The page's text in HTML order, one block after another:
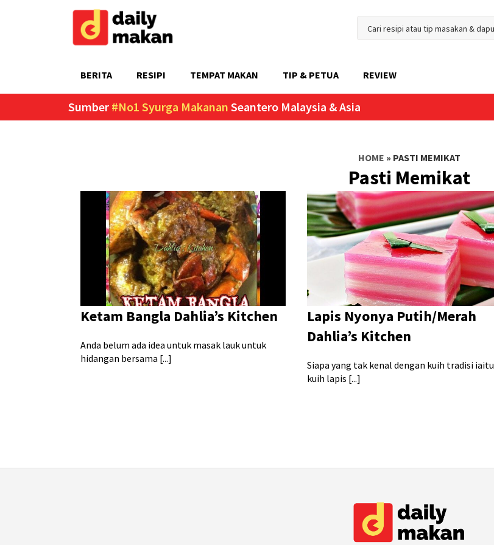
BERITA RESIPI TEMPAT MAKAN TIP & PETUA REVIEW
Sumber #No1 Syurga Makanan Seantero Malaysia & Asia
HOME » PASTI MEMIKAT
Pasti Memikat
Ketam Bangla Dahlia’s Kitchen
Anda belum ada idea untuk masak lauk untuk
hidangan bersama [...]
Lapis Nyonya Putih/Merah
Dahlia’s Kitchen
Siapa yang tak kenal dengan kuih tradisi iaitu
kuih lapis [...]